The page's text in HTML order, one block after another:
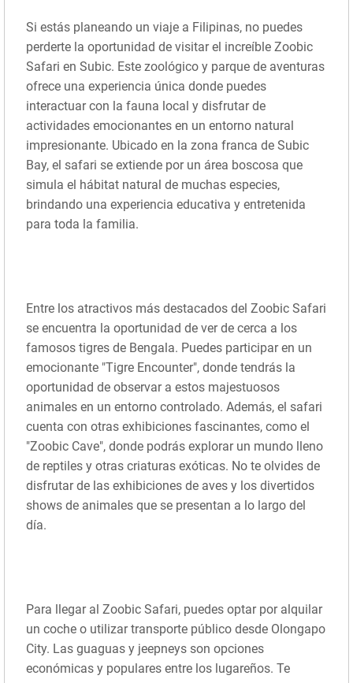
Si estás planeando un viaje a Filipinas, no puedes
perderte la oportunidad de visitar el increíble Zoobic
Safari en Subic. Este zoológico y parque de aventuras
ofrece una experiencia única donde puedes
interactuar con la fauna local y disfrutar de
actividades emocionantes en un entorno natural
impresionante. Ubicado en la zona franca de Subic
Bay, el safari se extiende por un área boscosa que
simula el hábitat natural de muchas especies,
brindando una experiencia educativa y entretenida
para toda la familia.
Entre los atractivos más destacados del Zoobic Safari
se encuentra la oportunidad de ver de cerca a los
famosos tigres de Bengala. Puedes participar en un
emocionante "Tigre Encounter", donde tendrás la
oportunidad de observar a estos majestuosos
animales en un entorno controlado. Además, el safari
cuenta con otras exhibiciones fascinantes, como el
"Zoobic Cave", donde podrás explorar un mundo lleno
de reptiles y otras criaturas exóticas. No te olvides de
disfrutar de las exhibiciones de aves y los divertidos
shows de animales que se presentan a lo largo del
día.
Para llegar al Zoobic Safari, puedes optar por alquilar
un coche o utilizar transporte público desde Olongapo
City. Las guaguas y jeepneys son opciones
económicas y populares entre los lugareños. Te